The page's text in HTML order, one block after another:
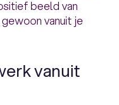
beeld van
vanuit je
vanuit